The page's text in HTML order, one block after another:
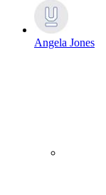
Angela Jones